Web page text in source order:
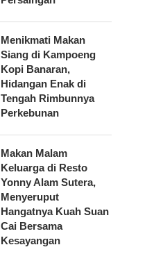
Menikmati Makan
Siang di Kampoeng
Kopi Banaran,
Hidangan Enak di
Tengah Rimbunnya
Perkebunan
Makan Malam
Keluarga di Resto
Yonny Alam Sutera,
Menyeruput
Hangatnya Kuah Suan
Cai Bersama
Kesayangan